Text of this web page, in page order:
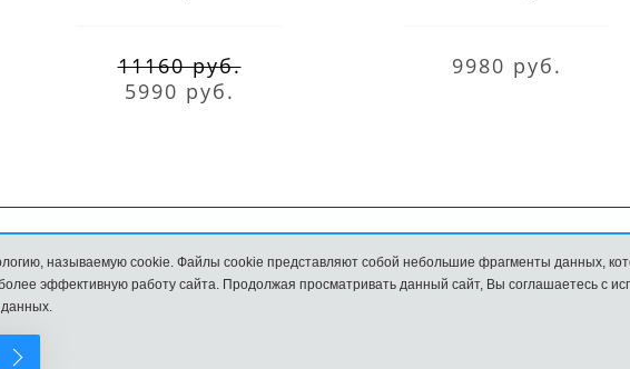
11160 руб.
5990 руб.
9980 руб.
и оплата Обмен и возврат Размеры FAQ
называемую cookie. Файлы cookie представляют собой небольшие фрагменты данных,
эффективную работу сайта. Продолжая просматривать данный сайт, Вы соглашаетесь с